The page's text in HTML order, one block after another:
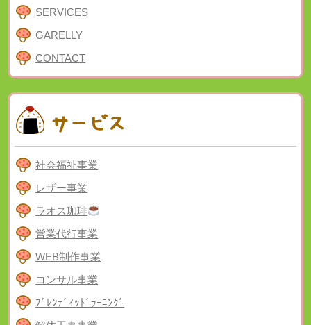
SERVICES
GARELLY
CONTACT
社会福祉事業
レザー事業
ラオス珈琲
営業代行事業
WEB制作事業
コンサル事業
ﾌﾞﾚﾝﾃﾞｨｯﾄﾞﾗｰﾆﾝｸﾞ